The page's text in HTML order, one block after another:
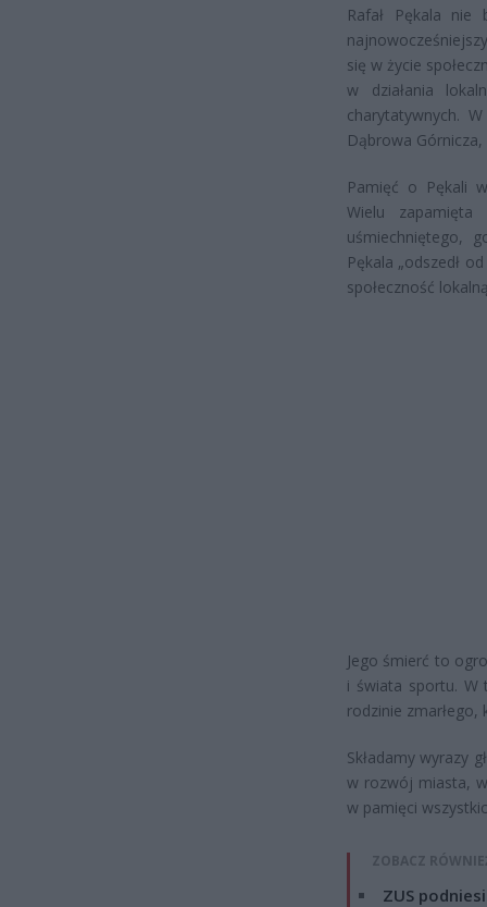
Rafał Pękala nie
się w życie
w działania
charytatywnych.
Dąbrowa
Pamięć o Pękali
Wielu
uśmiechniętego,
Pękala „odszedł
społeczność
Jego śmierć to
i świata sportu. W
rodzinie
Składamy wyrazy
w rozwój miasta,
w pamięci
ZOBACZ
ZUS